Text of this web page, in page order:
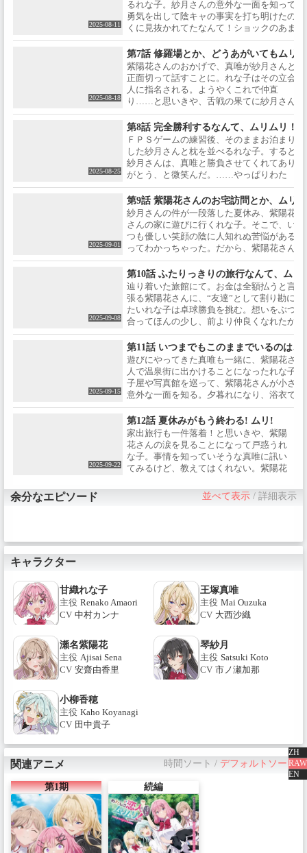
ZH
RAW
EN
kojikoji / 総作画監督：金子美
咲、森谷春樹、塩川貴史、時乃
キノ、阿見圭之介 / 色彩設計：関
本美津子 / 美術監督：高木佑梨、
渡辺佳人 / 撮影監督：師岡拓磨 /
編集：茶圓一郎 / 音響監督：山口
貴之 / 音楽：藤澤慶昌 / アニメー
ション制作：studio MOTHER /
【キャスト】甘織 れな子：中村
名 紫陽花：安齋由香里 / 琴 紗
月：市ノ瀬加那 / 小柳 香穂：田
中貴子 / 甘織 遥奈：相良茉優 / ©
みかみてれん・竹嶋えく／集英
社・わたなれ製作委員会
2025-08-11
るれな⼦。紗⽉さんの意外な⼀⾯を知って
勇気を出して陰キャの事実を打ち明けたの
くに見抜かれてたなんて！ショックのあま
したれな子を、紗月さんが見つけてくれて、
かんやでその日は紗月さんの家に泊まること
風呂も一緒に入るんですか⁉ なんで⁉
2025-08-18
第7話 修羅場とか、どうあがいてもムリ!
紫陽花さんのおかげで、真唯が紗⽉さんと
正面切って話すことに。れな子はその立会
人に指名される。ようやくこれで仲直
り……と思いきや、舌戦の果てに紗月さん
がれな子との秘密の写真を大暴露。ちょっ
とぉ⁉ そのせいで話がこじれて、ＦＰＳゲ
ームで勝負することになっちゃった！う
う、ぜったいに負けられない……ぜったい
に……！
2025-08-25
第8話 完全勝利するなんて、ムリムリ！
ＦＰＳゲームの練習後、そのままお泊まり
した紗⽉さんと枕を並べるれな⼦。すると
紗⽉さんは、真唯と勝負させてくれてあり
がとう、と微笑んだ。……やっぱりわた
し、ふたりに仲直りしてほしい。かくして
訪れた決戦は、⼆転三転の⼤バトル。持ち
前のパーフェクトっぷりで優位に⽴つ真唯
や経験とスキルで勝るれな⼦に対して、紗
⽉さんは苦戦してしまい……。わたし、紗
月さんにも負けてほしくない！
2025-09-01
第9話 紫陽花さんのお宅訪問とか、ムリ!
紗月さんの件が一段落した夏休み、紫陽花
さんの家に遊びに行くれな子。そこで、い
つも優しい笑顔の陰に人知れぬ苦悩がある
ってわかっちゃった。だから、紫陽花さん
の家出宣言を聞いて、わたしも力になりた
いって思ったんだ。ふたりで向かう先は温
泉！ひと夏の逃避旅行で、紫陽花さんとの
距離が縮まっていって―。大丈夫、紫陽花
さんはどこにだって行けるんだから！
2025-09-08
第10話 ふたりっきりの旅行なんて、ムリ
辿り着いた旅館にて。お⾦は全額払うと言い
張る紫陽花さんに、“友達”として割り勘にし
たいれな⼦は卓球勝負を挑む。想いをぶつけ
合ってほんの少し、前より仲良くなれたか
な……なんて。だが結局、卓球勝負では負け
ちゃって。その結果、貸し切り温泉に⼆⼈き
りで⼊ることに。これ、あんまり友達の距離
感じゃないような……⁉待って！ えっちな気
分になっちゃうんだけど⁉⁉
2025-09-15
第11話 いつまでもこのままでいるのは、
遊びにやってきた真唯も⼀緒に、紫陽花さん
人で温泉街に出かけることになったれな⼦。
⼦屋や写真館を巡って、紫陽花さんが小さい
意外な一面を知る。⼣暮れになり、浴⾐で縁
へ。花⽕がすっごく綺麗だったけど、その直
真唯と⼆⼈きりになった紫陽花さんに何かあ
みたい。それに気づけないまま、れな⼦はた
しく祭りの夜を過ごして……？
2025-09-22
第12話 夏休みがもう終わる! ムリ!
家出旅行も一件落着！と思いきや、紫陽
花さんの涙を見ることになって戸惑うれ
な子。事情を知っていそうな真唯に訊い
てみるけど、教えてはくれない。紫陽花
んだろう……？答えが出ないまま、れな
子は紫陽花さんに呼び出される。そこに
余分なエピソード 並べて表示 /詳細表示
キャラクター
甘織れな子
主役 Renako Amaori
CV 中村カンナ
王塚真唯
主役 Mai Ouzuka
CV 大西沙織
瀬名紫陽花
主役 Ajisai Sena
CV 安齋由香里
琴紗月
主役 Satsuki Koto
CV 市ノ瀬加那
小柳香穂
主役 Kaho Koyanagi
CV 田中貴子
関連アニメ 時間ソート /デフォルトソート
第1期 続編